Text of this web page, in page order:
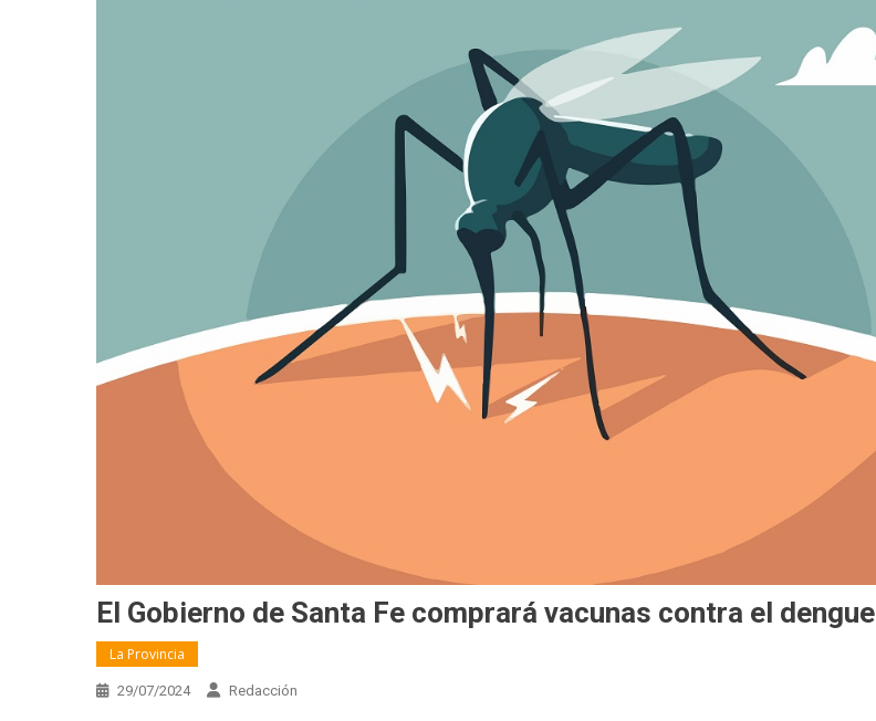
El Gobierno de Santa Fe comprará vacunas contra el dengue
La Provincia
29/07/2024 Redacción